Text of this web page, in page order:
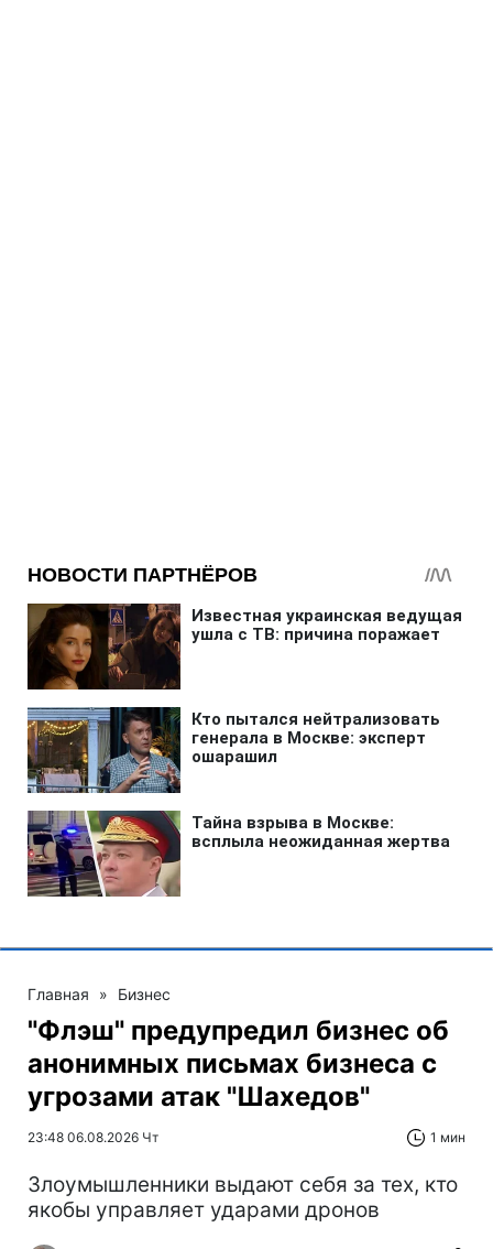
Главная » Бизнес
"Флэш" предупредил бизнес об
анонимных письмах бизнеса с
угрозами атак "Шахедов"
23:48 06.08.2026 Чт 1 мин
Злоумышленники выдают себя за тех, кто
якобы управляет ударами дронов